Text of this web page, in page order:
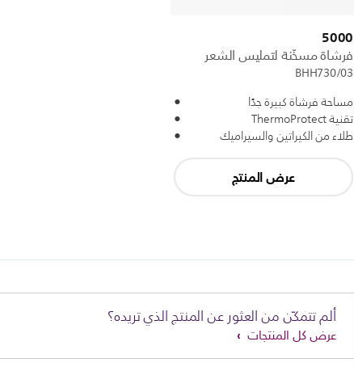
5000
فرشاة مسخّنة لتمليس الشعر
BHH730/03
مساحة فرشاة كبيرة جدًا
تقنية ThermoProtect
طلاء من الكيراتين والسيراميك
عرض المنتج
ألم تتمكّن من العثور عن المنتج الذي تريده؟
عرض كل المنتجات